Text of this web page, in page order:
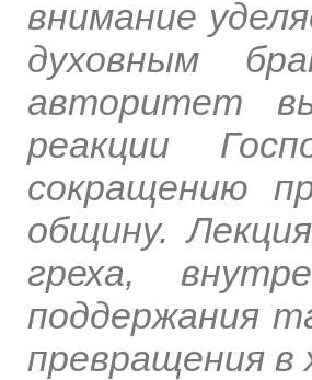
внимание
духовным
авторитет
реакции
сокращению
общину.
греха,
поддержания
превращения в